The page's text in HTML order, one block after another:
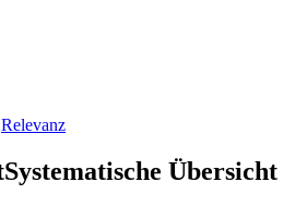
Relevanz
Systematische Übersicht